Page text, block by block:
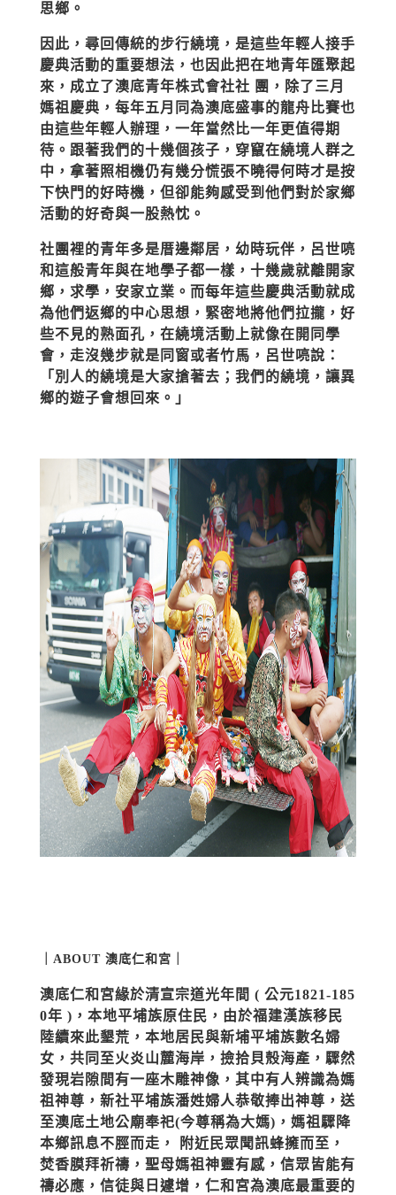
思鄉。
因此，尋回傳統的步行繞境，是這些年輕人接手
慶典活動的重要想法，也因此把在地青年匯聚起
來，成立了澳底青年株式會社社 團，除了三月
媽祖慶典，每年五月同為澳底盛事的龍舟比賽也
由這些年輕人辦理，一年當然比一年更值得期
待。跟著我們的十幾個孩子，穿竄在繞境人群之
中，拿著照相機仍有幾分慌張不曉得何時才是按
下快門的好時機，但卻能夠感受到他們對於家鄉
活動的好奇與一股熱忱。
社團裡的青年多是厝邊鄰居，幼時玩伴，呂世喨
和這般青年與在地學子都一樣，十幾歲就離開家
鄉，求學，安家立業。而每年這些慶典活動就成
為他們返鄉的中心思想，緊密地將他們拉攏，好
些不見的熟面孔，在繞境活動上就像在開同學
會，走沒幾步就是同窗或者竹馬，呂世喨說：
「別人的繞境是大家搶著去；我們的繞境，讓異
鄉的遊子會想回來。」
｜ABOUT 澳底仁和宮｜
澳底仁和宮緣於清宣宗道光年間 ( 公元1821-185
0年 )，本地平埔族原住民，由於福建漢族移民
陸續來此墾荒，本地居民與新埔平埔族數名婦
女，共同至火炎山麓海岸，撿拾貝殼海產，驟然
發現岩隙間有一座木雕神像，其中有人辨識為媽
祖神尊，新社平埔族潘姓婦人恭敬捧出神尊，送
至澳底土地公廟奉祀(今尊稱為大媽)，媽祖驟降
本鄉訊息不脛而走， 附近民眾聞訊蜂擁而至，
焚香膜拜祈禱，聖母媽祖神靈有感，信眾皆能有
禱必應，信徒與日遽增，仁和宮為澳底最重要的